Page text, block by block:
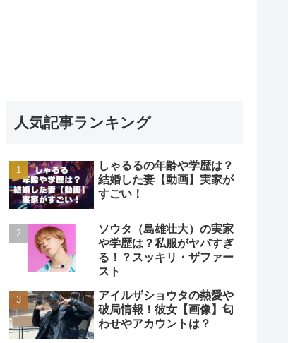
人気記事ランキング
しゃるるの年齢や学歴は？
結婚した妻【動画】実家が
すごい！
ソウタ（島雄壮大）の実家
や学歴は？私服がヤバすぎ
る！？スッキリ・ザファー
スト
アイルザショウタの熱愛や
破局情報！彼女【画像】匂
わせやアカウントは？